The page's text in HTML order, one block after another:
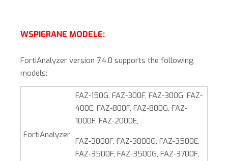
WSPIERANE MODELE:
FortiAnalyzer version 7.4.0 supports the following
models:
FortiAnalyzer
FAZ-150G, FAZ-300F, FAZ-300G, FAZ-
400E, FAZ-800F, FAZ-800G, FAZ-
1000F, FAZ-2000E,
FAZ-3000F, FAZ-3000G, FAZ-3500E,
FAZ-3500F, FAZ-3500G, FAZ-3700F,